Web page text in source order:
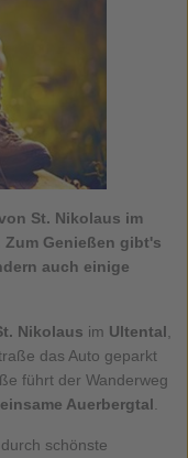
St. Nikolaus im
Genießen gibt's
auch einige
Nikolaus im Ultental
das Auto geparkt
führt der Wanderweg
einsame Auerbergtal
schönste